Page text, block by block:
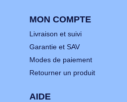
MON COMPTE
Livraison et suivi
Garantie et SAV
Modes de paiement
Retourner un produit
AIDE